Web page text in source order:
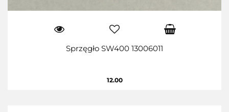
Sprzęgło SW400 13006011
12.00